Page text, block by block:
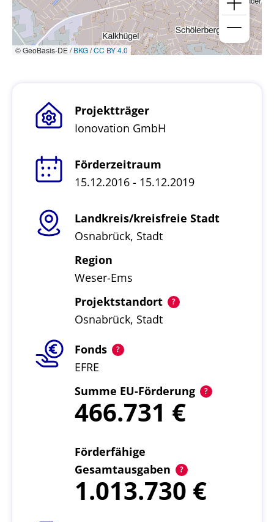
© GeoBasis-DE /BKG/CC BY 4.0
Projektträger
Ionovation GmbH
Förderzeitraum
15.12.2016 - 15.12.2019
Landkreis/kreisfreie Stadt
Osnabrück, Stadt
Region
Weser-Ems
Projektstandort
Osnabrück, Stadt
Fonds
EFRE
Summe EU-Förderung
466.731
Förderfähige
Gesamtausgaben
1.013.730